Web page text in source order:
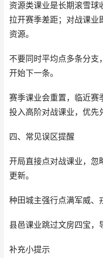
资源类课业是长期滚雪球
拉开赛季差距；对战课业
资源。
不要同时平均点多条分支
开始下一条。
赛季课业会重置，临近赛
投入高阶对战课业，优先
四、常见误区提醒
开局直接点对战课业，忽
更新。
种田城主强行点满军威、
县邑课业跳过文房四宝，
补充小提示